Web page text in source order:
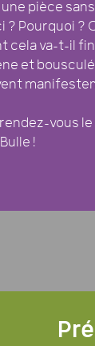
pièce
? Pourquoi
cela va-t-il
et
vous
!